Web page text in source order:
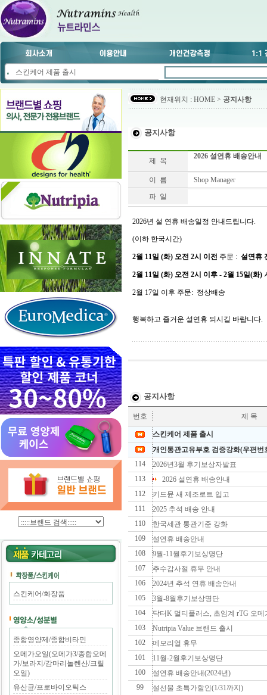
스킨케어 제품 출시
스킨케어/화장품
종합영양제/종합비타민
오메가오일(오메가3/종합오메
가/보라지/감마리놀렌산/크릴
오일)
유산균/프로바이오틱스
현재위치 : HOME > 공지사항
공지사항
제 목
2026 설연휴 배송안내
이 름
Shop Manager
파 일
2026년 설 연휴 배송일정 안내드립니다.
(이하 한국시간)
2월 11일 (화) 오전 2시 이전 주문 : 설연휴
2월 11일 (화) 오전 2시 이후 - 2월 15일(화)
2월 17일 이후 주문: 정상배송
행복하고 즐거운 설연휴 되시길 바랍니다.
공지사항
번호 제 목
스킨케어 제품 출시
개인통관고유부호 검증강화(우편번
114
2026년3월 후기보상자발표
113
2026 설연휴 배송안내
112
키드뮨 새 제조로트 입고
111
2025 추석 배송 안내
110
한국세관 통관기준 강화
109
설연휴 배송안내
108
9월-11월후기보상명단
107
추수감사절 휴무 안내
106
2024년 추석 연휴 배송안내
105
3월-8월후기보상명단
104
닥터K 멀티플러스, 초임계 rTG 오메
103
Nutripia Value 브랜드 출시
102
메모리얼 휴무
101
11월-2월후기보상명단
100
설연휴 배송안내(2024년)
99
설선물 초특가할인(1/31까지)